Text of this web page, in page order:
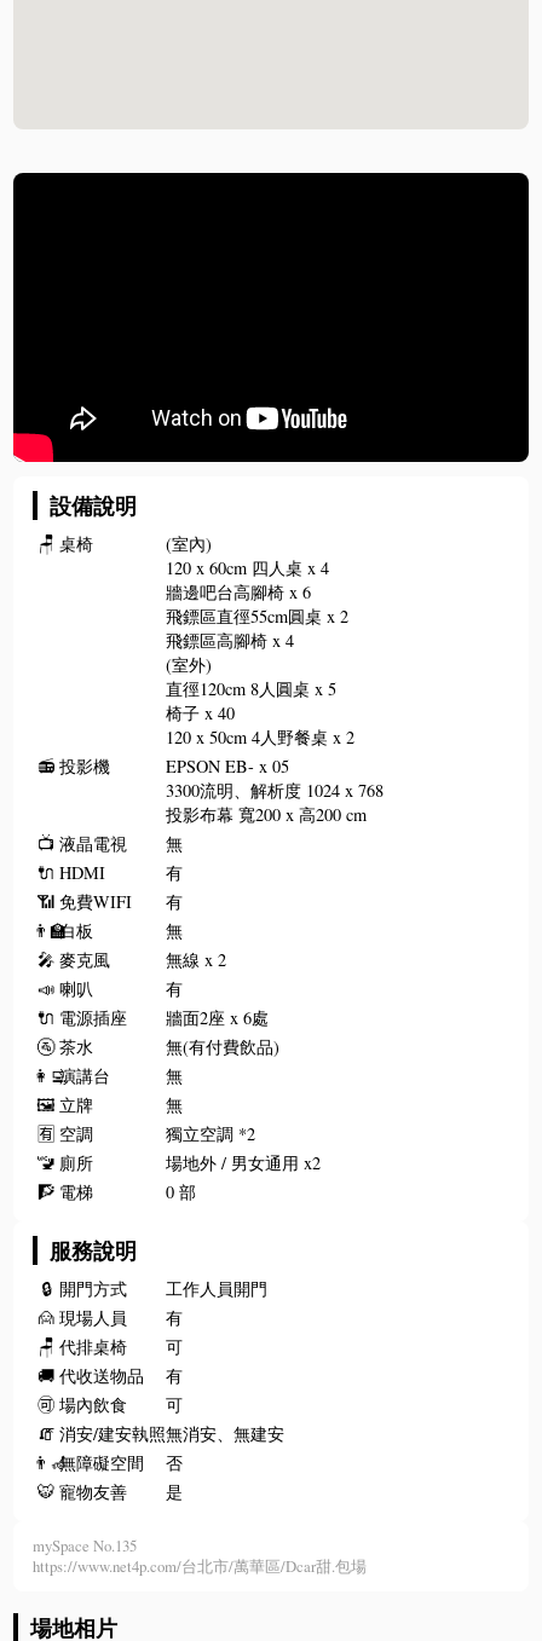
設備說明
🪑 桌椅
(室內)
120 x 60cm 四人桌 x 4
牆邊吧台高腳椅 x 6
飛鏢區直徑55cm圓桌 x 2
飛鏢區高腳椅 x 4
(室外)
直徑120cm 8人圓桌 x 5
椅子 x 40
120 x 50cm 4人野餐桌 x 2
📻 投影機
EPSON EB- x 05
3300流明、解析度 1024 x 768
投影布幕 寬200 x 高200 cm
📺 液晶電視
無
🔌 HDMI
有
📶 免費WIFI
有
👨‍🏫白板
無
🎤 麥克風
無線 x 2
📣 喇叭
有
🔌 電源插座
牆面2座 x 6處
🚰 茶水
無(有付費飲品)
👩‍💻演講台
無
🖼️ 立牌
無
🈶 空調
獨立空調 *2
🚾 廁所
場地外 / 男女通用 x2
🧗 電梯 0 部
服務說明
🔒 開門方式
工作人員開門
🙍 現場人員
有
🪑 代排桌椅
可
🚚 代收送物品
有
🉑 場內飲食
可
🧯 消安/建安執照無消安、無建安
👨‍🦽無障礙空間
否
🐯 寵物友善 是
mySpace No.135
https://www.net4p.com/台北市/萬華區/Dcar甜.包場
場地相片